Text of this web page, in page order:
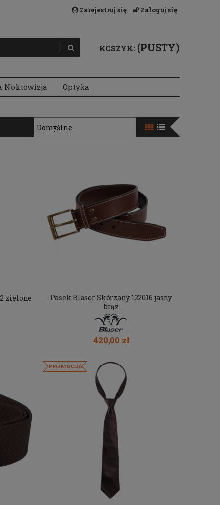
Zarejestruj się Zaloguj się
KOSZYK: (PUSTY)
Noktowizja
Optyka
zielone
Pasek Blaser Skórzany 122016 jasny
brąz
420,00 zł
PROMOCJA